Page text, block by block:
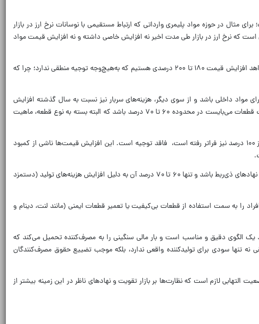
در حوزه مواد پلیمری وارداتی که ارتباط مستقیمی با نوسانات نرخ ارز در بازار
که نرخ ارز در بازار طی مدت اخیر نه افزایش خاصی داشته و نه افزایش قیمت مواد
دوست زاده خاطرنشان کرد: همچنین در بخش مواد پلیمری تولید داخل، به دلیل عدم نظارت کافی بر عملکرد پتروشیمی‌ها، در برخی موارد شاهد افزایش قیمت ۱۸۰ تا ۲۰۰ درصدی هستیم که به‌هیچ‌وجه توجیه منطقی ندارد؛ چرا که
کلی، حداکثر سهم اثرگذاری مواد اولیه در قیمت نهایی نباید بیش از ۳۳ درصد برای مواد وارداتی و ۶۰ تا ۷۰ درصد برای مواد داخلی باشد و از سوی دیگر، هزینه‌های سربار نیز نسبت به سال گذشته افزایش
داشته و دستمزد مستقیم تولید نیز بر اساس مصوبه وزارت کار، با رشد ۶۰ درصدی مواجه شده است. بر همین اساس، افزایش منطقی قیمت قطعات می‌بایست در محدوده ۶۰ تا ۷۰ درصد باشد که البته بسته به نوع قطعه، ماهیت
نایب رئیس انجمن صنایع همگن نیرو محرکه و قطعه‌سازان خودرو کشور تاکید کرد: با این حال، افزایش‌های چشمگیر قطعات که بعضا حتی از ۱۰۰ درصد نیز فراتر رفته است، ‌ فاقد توجیه است. این افزایش قیمت‌ها ناشی از کمبود
دوست زاده ادامه داد: بنابراین، می‌توان نتیجه گرفت که حدود ۳۰ تا ۴۰ درصد از افزایش قیمت‌های فعلی، ناشی از عدم نظارت کافی توسط نهادهای ذی‌ربط باشد و تنها ۶۰ تا ۷۰ درصد آن به دلیل افزایش هزینه‌های تولید (دستمزد
به سمت استفاده از قطعات بی‌کیفیت یا تعمیر قطعات ایمنی (مانند لنت، دینام و
الگوی دقیق و مناسب است و بار مالی سنگینی را به مصرف‌کننده تحمیل می‌کند که
تنها سودی برای تولیدکننده واقعی ندارد، بلکه موجب تضییع حقوق مصرف‌کنندگان
التهابی لازم است که نظارت‌ها بر بازار تقویت و نهادهای ناظر در این زمینه بیشتر از